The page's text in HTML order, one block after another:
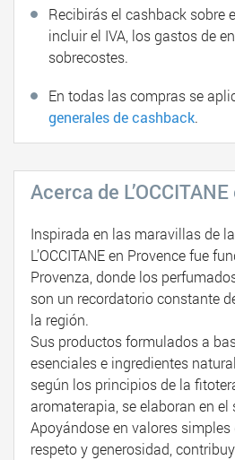
Recibirás el cashback sobre
incluir el IVA, los gastos de
sobrecostes.
En todas las compras se
generales de cashback.
Acerca de
Inspirada en las maravillas de
L’OCCITANE en Provence fue
Provenza, donde los
son un recordatorio constante
la región.
Sus productos formulados a
esenciales e ingredientes
según los principios de la
aromaterapia, se elaboran en el
Apoyándose en valores simples
respeto y generosidad,